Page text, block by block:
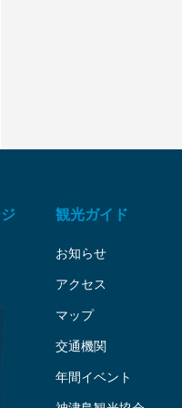
観光ガイド
お知らせ
アクセス
マップ
交通機関
年間イベント